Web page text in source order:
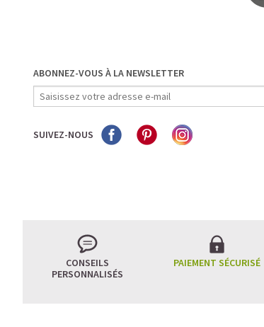
ABONNEZ-VOUS À LA NEWSLETTER
SUIVEZ-NOUS
CONSEILS
PERSONNALISÉS
PAIEMENT SÉCURISÉ